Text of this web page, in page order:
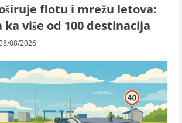
flotu i mrežu letova:
ka više od 100 destinacija
08/2026